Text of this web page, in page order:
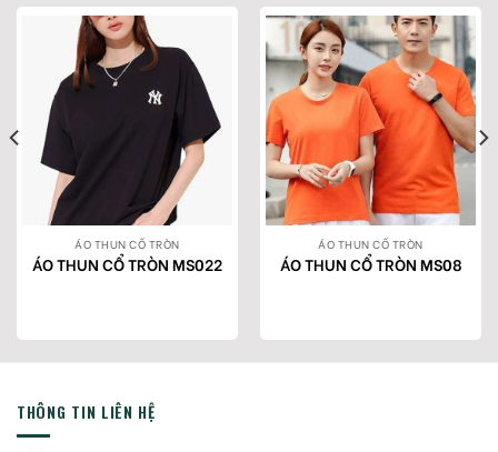
ÁO THUN CỔ TRÒN
ÁO THUN CỔ TRÒN MS022
ÁO THUN CỔ TRÒN
ÁO THUN CỔ TRÒN MS08
THÔNG TIN LIÊN HỆ